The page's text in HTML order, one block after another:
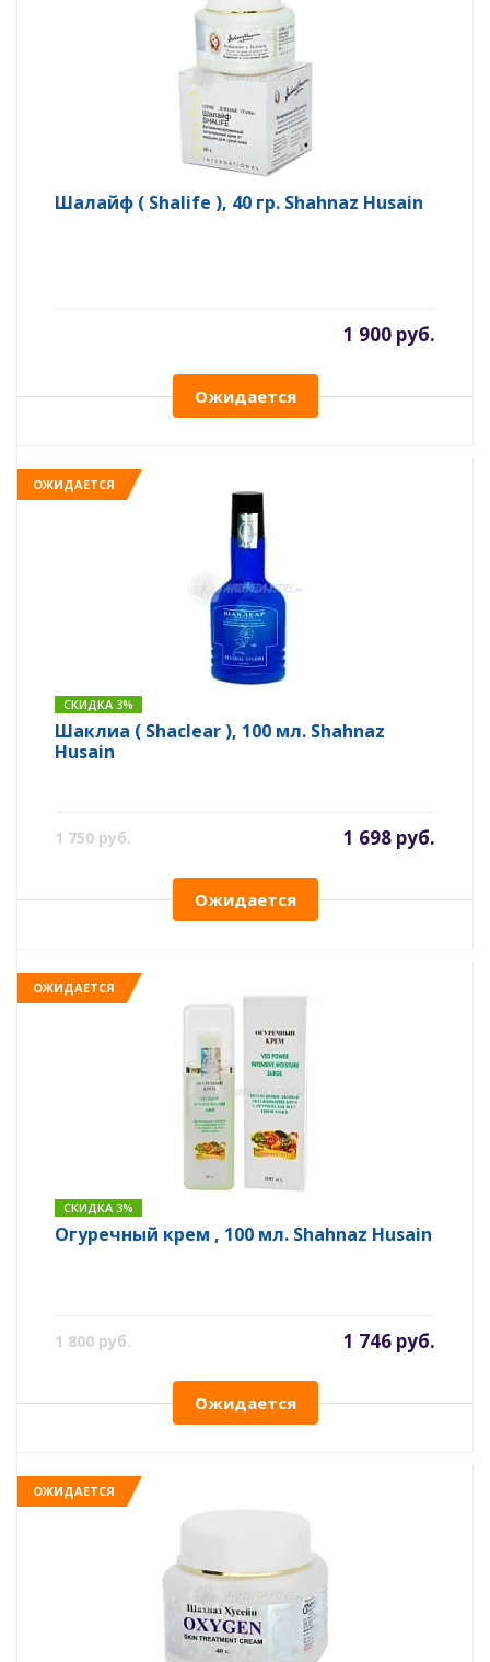
Шалайф ( Shalife ), 40 гр. Shahnaz Husain
1 900 руб.
Ожидается
ОЖИДАЕТСЯ
СКИДКА 3%
Шаклиа ( Shaclear ), 100 мл. Shahnaz
Husain
1 750 руб. 1 698 руб.
Ожидается
ОЖИДАЕТСЯ
СКИДКА 3%
Огуречный крем , 100 мл. Shahnaz Husain
1 800 руб. 1 746 руб.
Ожидается
ОЖИДАЕТСЯ